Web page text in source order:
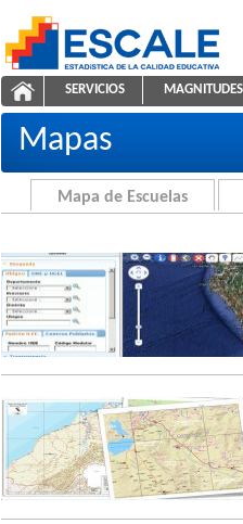
ESCALE - Unidad de
Cartografía de la Educación
NAVEGACIÓN
SERVICIOS MAGNITUDES
Mapas
Mapa de Escuelas